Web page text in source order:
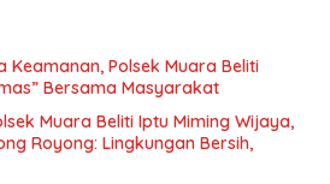
Keamanan, Polsek Muara Beliti
Bersama Masyarakat
Muara Beliti Iptu Miming Wijaya,
Royong: Lingkungan Bersih,